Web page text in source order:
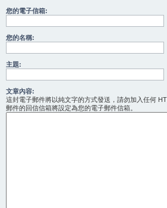
您的電子信箱:
您的名稱:
主題:
文章內容:
這封電子郵件將以純文字的方式發送，請勿加入任何
郵件的回信信箱將設定為您的電子郵件信箱。